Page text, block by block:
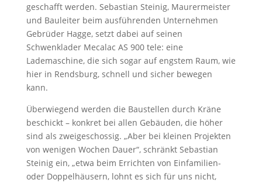
geschafft werden. Sebastian Steinig, Maurermeister
und Bauleiter beim ausführenden Unternehmen
Gebrüder Hagge, setzt dabei auf seinen
Schwenklader Mecalac AS 900 tele: eine
Lademaschine, die sich sogar auf engstem Raum, wie
hier in Rendsburg, schnell und sicher bewegen
kann.
Überwiegend werden die Baustellen durch Kräne
beschickt – konkret bei allen Gebäuden, die höher
sind als zweigeschossig. „Aber bei kleinen Projekten
von wenigen Wochen Dauer“, schränkt Sebastian
Steinig ein, „etwa beim Errichten von Einfamilien-
oder Doppelhäusern, lohnt es sich für uns nicht,